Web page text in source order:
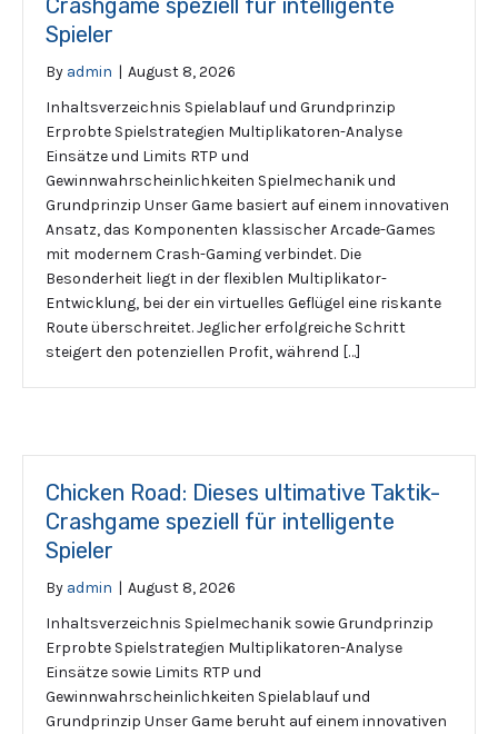
Spieler
By admin | August 8, 2026
Inhaltsverzeichnis Spielablauf und Grundprinzip
Erprobte Spielstrategien Multiplikatoren-Analyse
Einsätze und Limits RTP und
Gewinnwahrscheinlichkeiten Spielmechanik und
Grundprinzip Unser Game basiert auf einem innovativen
Ansatz, das Komponenten klassischer Arcade-Games
mit modernem Crash-Gaming verbindet. Die
Besonderheit liegt in der flexiblen Multiplikator-
Entwicklung, bei der ein virtuelles Geflügel eine riskante
Route überschreitet. Jeglicher erfolgreiche Schritt
steigert den potenziellen Profit, während […]
Chicken Road: Dieses ultimative Taktik-
Crashgame speziell für intelligente
Spieler
By admin | August 8, 2026
Inhaltsverzeichnis Spielmechanik sowie Grundprinzip
Erprobte Spielstrategien Multiplikatoren-Analyse
Einsätze sowie Limits RTP und
Gewinnwahrscheinlichkeiten Spielablauf und
Grundprinzip Unser Game beruht auf einem innovativen